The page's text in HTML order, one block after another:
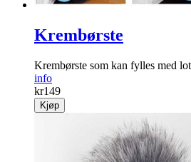
Krembørste
Krembørste som kan fylles med
info
kr149
Kjøp